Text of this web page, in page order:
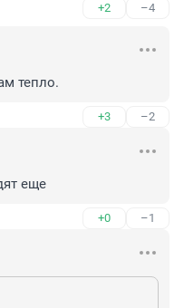
+2 –4
тепло.
+3 –2
еще
+0 –1